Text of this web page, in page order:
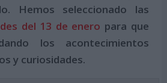
Hemos seleccionado las
del 13 de enero para que
los acontecimientos
y curiosidades.